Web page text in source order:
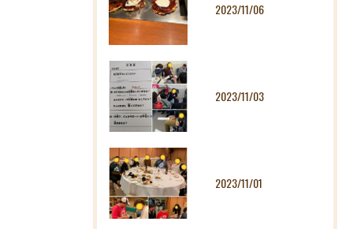
2023/11/06
2023/11/03
2023/11/01